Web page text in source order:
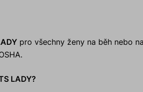
pro všechny ženy na běh nebo
LADY?